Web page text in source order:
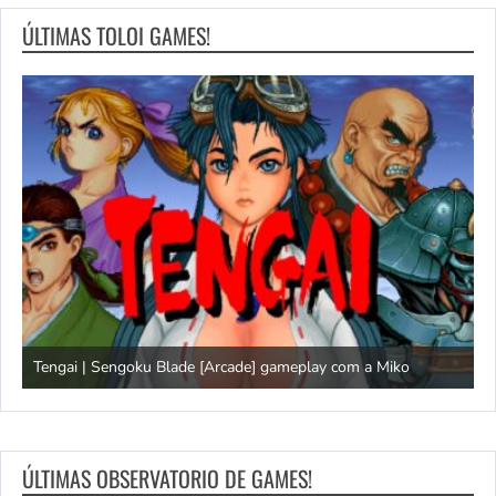
ÚLTIMAS TOLOI GAMES!
Tengai | Sengoku Blade [Arcade] gameplay com a Miko
ÚLTIMAS OBSERVATORIO DE GAMES!